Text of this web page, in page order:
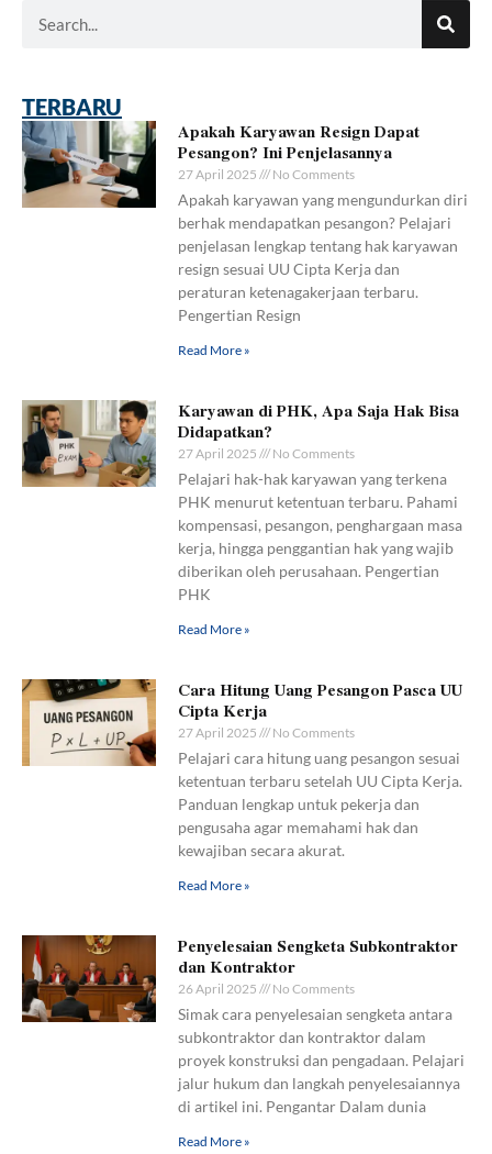
TERBARU
Apakah Karyawan Resign Dapat
Pesangon? Ini Penjelasannya
27 April 2025 No Comments
Apakah karyawan yang mengundurkan diri
berhak mendapatkan pesangon? Pelajari
penjelasan lengkap tentang hak karyawan
resign sesuai UU Cipta Kerja dan
peraturan ketenagakerjaan terbaru.
Pengertian Resign
Read More »
Karyawan di PHK, Apa Saja Hak Bisa
Didapatkan?
27 April 2025 No Comments
Pelajari hak-hak karyawan yang terkena
PHK menurut ketentuan terbaru. Pahami
kompensasi, pesangon, penghargaan masa
kerja, hingga penggantian hak yang wajib
diberikan oleh perusahaan. Pengertian
PHK
Read More »
Cara Hitung Uang Pesangon Pasca UU
Cipta Kerja
27 April 2025 No Comments
Pelajari cara hitung uang pesangon sesuai
ketentuan terbaru setelah UU Cipta Kerja.
Panduan lengkap untuk pekerja dan
pengusaha agar memahami hak dan
kewajiban secara akurat.
Read More »
Penyelesaian Sengketa Subkontraktor
dan Kontraktor
26 April 2025 No Comments
Simak cara penyelesaian sengketa antara
subkontraktor dan kontraktor dalam
proyek konstruksi dan pengadaan. Pelajari
jalur hukum dan langkah penyelesaiannya
di artikel ini. Pengantar Dalam dunia
Read More »
Page PagePagePage